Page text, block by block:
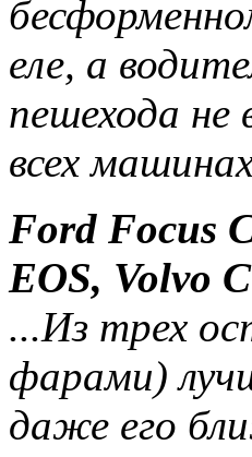
еле, а
пешехода не
всех
Ford Focus
EOS, Volvo
...Из трех
фарами)
даже его